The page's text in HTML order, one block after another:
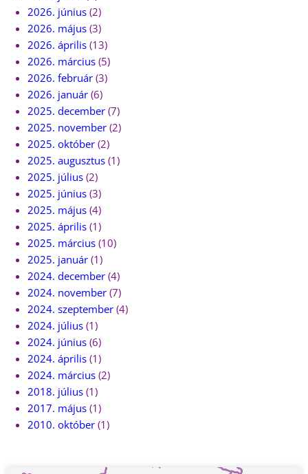
2026. június (2)
2026. május (3)
2026. április (13)
2026. március (5)
2026. február (3)
2026. január (6)
2025. december (7)
2025. november (2)
2025. október (2)
2025. augusztus (1)
2025. július (2)
2025. június (3)
2025. május (4)
2025. április (1)
2025. március (10)
2025. január (1)
2024. december (4)
2024. november (7)
2024. szeptember (4)
2024. július (1)
2024. június (6)
2024. április (1)
2024. március (2)
2018. július (1)
2017. május (1)
2010. október (1)